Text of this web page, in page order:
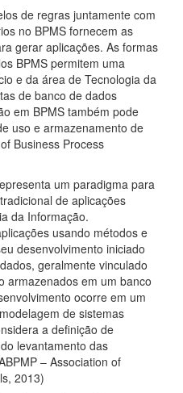
de regras juntamente com
no BPMS fornecem as
gerar aplicações. As formas
BPMS permitem uma
e da área de Tecnologia da
de banco de dados
em BPMS também pode
uso e armazenamento de
Business Process
um paradigma para
de aplicações
da Informação.
usando métodos e
desenvolvimento iniciado
geralmente vinculado
armazenados em um banco
ocorre em um
de sistemas
a definição de
levantamento das
– Association of
2013)